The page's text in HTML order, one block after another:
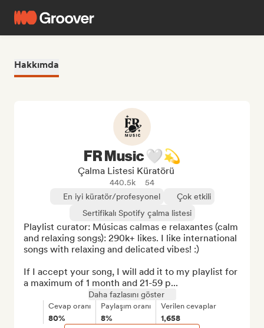
Hakkımda
FR Music 🤍💫
Çalma Listesi Küratörü
440.5k
54
En iyi küratör/profesyonel
Çok etkili
Sertifikalı Spotify çalma listesi
Playlist curator: Músicas calmas e relaxantes (calm
and relaxing songs): 290k+ likes. I like international
songs with relaxing and delicated vibes! :)
If I accept your song, I will add it to my playlist for
a maximum of 1 month and 21-59 p...
Daha fazlasını göster
Cevap oranı
80%
Paylaşım oranı
8%
Verilen cevaplar
1,658